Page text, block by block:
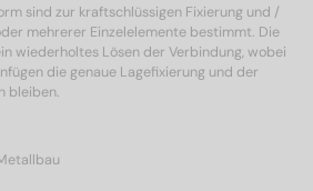
sind zur kraftschlüssigen Fixierung und /
mehrerer Einzelelemente bestimmt. Die
wiederholtes Lösen der Verbindung, wobei
die genaue Lagefixierung und der
bleiben.